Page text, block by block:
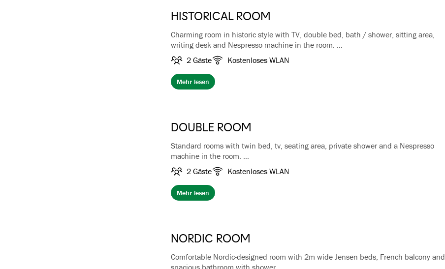
HISTORICAL ROOM
Charming room in historic style with TV, double bed, bath / shower, sitting area,
writing desk and Nespresso machine in the room.
All the rooms in our historical part has different ornamentation and greatness and is
unique, still in its own way.
Breakfast and wireless internet are included
2 Gäste Kostenloses WLAN
Mehr lesen
DOUBLE ROOM
Standard rooms with twin bed, tv, seating area, private shower and a Nespresso
machine in the room.
Breakfast and wifi is included. *No view!
2 Gäste Kostenloses WLAN
Mehr lesen
NORDIC ROOM
Comfortable Nordic-designed room with 2m wide Jensen beds, French balcony and
spacious bathroom with shower.